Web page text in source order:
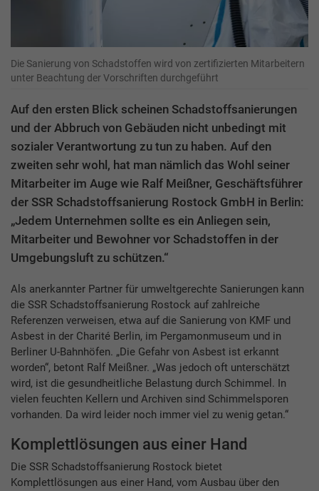
Die Sanierung von Schadstoffen wird von zertifizierten Mitarbeitern
unter Beachtung der Vorschriften durchgeführt
Auf den ersten Blick scheinen Schadstoffsanierungen
und der Abbruch von Gebäuden nicht unbedingt mit
sozialer Verantwortung zu tun zu haben. Auf den
zweiten sehr wohl, hat man nämlich das Wohl seiner
Mitarbeiter im Auge wie Ralf Meißner, Geschäftsführer
der SSR Schadstoffsanierung Rostock GmbH in Berlin:
„Jedem Unternehmen sollte es ein Anliegen sein,
Mitarbeiter und Bewohner vor Schadstoffen in der
Umgebungsluft zu schützen.“
Als anerkannter Partner für umweltgerechte Sanierungen kann
die SSR Schadstoffsanierung Rostock auf zahlreiche
Referenzen verweisen, etwa auf die Sanierung von KMF und
Asbest in der Charité Berlin, im Pergamonmuseum und in
Berliner U-Bahnhöfen. „Die Gefahr von Asbest ist erkannt
worden“, betont Ralf Meißner. „Was jedoch oft unterschätzt
wird, ist die gesundheitliche Belastung durch Schimmel. In
vielen feuchten Kellern und Archiven sind Schimmelsporen
vorhanden. Da wird leider noch immer viel zu wenig getan.“
Komplettlösungen aus einer Hand
Die SSR Schadstoffsanierung Rostock bietet
Komplettlösungen aus einer Hand, vom Ausbau über den